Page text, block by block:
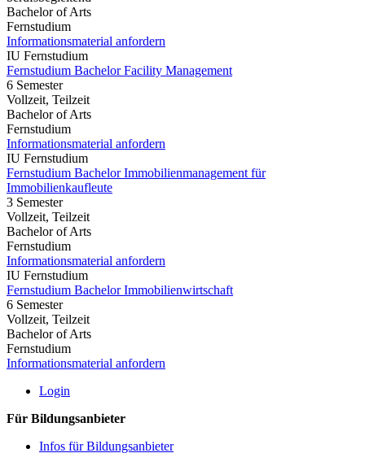
Bachelor of Arts
Fernstudium
Informationsmaterial anfordern
IU Fernstudium
Fernstudium Bachelor Facility Management
6 Semester
Vollzeit, Teilzeit
Bachelor of Arts
Fernstudium
Informationsmaterial anfordern
IU Fernstudium
Fernstudium Bachelor Immobilienmanagement für
Immobilienkaufleute
3 Semester
Vollzeit, Teilzeit
Bachelor of Arts
Fernstudium
Informationsmaterial anfordern
IU Fernstudium
Fernstudium Bachelor Immobilienwirtschaft
6 Semester
Vollzeit, Teilzeit
Bachelor of Arts
Fernstudium
Informationsmaterial anfordern
Login
Für Bildungsanbieter
Infos für Bildungsanbieter